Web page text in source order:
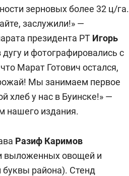
зерновых более 32 ц/га.
заслужили!» —
президента РТ Игорь
и фотографировались с
Марат Готович остался,
Мы занимаем первое
хлеб у нас в Буинске!» —
нашего издания.
Разиф Каримов
выложенных овощей и
района). Стенд